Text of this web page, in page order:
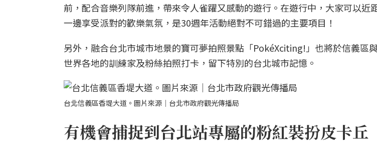
前，配合音樂列隊前進，帶來令人雀躍又感動的遊行。在遊行中，大家可以近
一邊享受派對的歡樂氣氛，是30週年活動絕對不可錯過的主要項目！
另外，融合台北市城市地景的寶可夢拍照景點「PokéXciting!」也將於信義區
世界各地的訓練家及粉絲拍照打卡，留下特別的台北城市記憶。
台北信義區香堤大道。圖片來源｜台北市政府觀光傳播局
有機會捕捉到台北站專屬的粉紅裝扮皮卡丘